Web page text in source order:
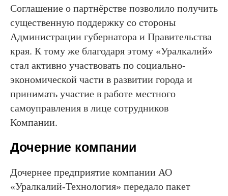
Соглашение о партнёрстве позволило получить
существенную поддержку со стороны
Администрации губернатора и Правительства
края. К тому же благодаря этому «Уралкалий»
стал активно участвовать по социально-
экономической части в развитии города и
принимать участие в работе местного
самоуправления в лице сотрудников
Компании.
Дочерние компании
Дочернее предприятие компании АО
«Уралкалий-Технология» передало пакет